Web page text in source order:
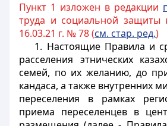
Пункт 1 изложен в редакции
труда и социальной защиты
16.03.21 г. № 78 (см. стар. ред.)
1. Настоящие Правила и
расселения этнических
семей, по их желанию, до
кандаса, а также внутренних
переселения в рамках
приема переселенцев в